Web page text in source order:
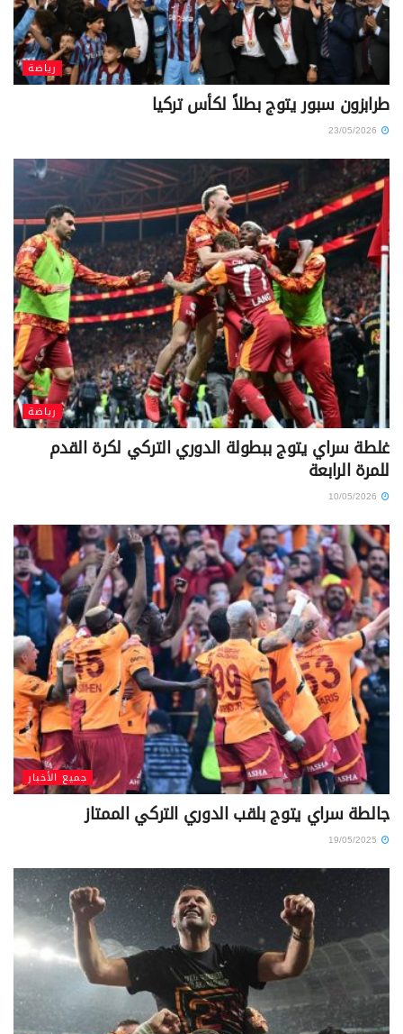
رياضة
طرابزون سبور يتوج بطلاً لكأس تركيا
23/05/2026
رياضة
غلطة سراي يتوج ببطولة الدوري التركي لكرة القدم
للمرة الرابعة
10/05/2026
جميع الأخبار
جالطة سراي يتوج بلقب الدوري التركي الممتاز
19/05/2025